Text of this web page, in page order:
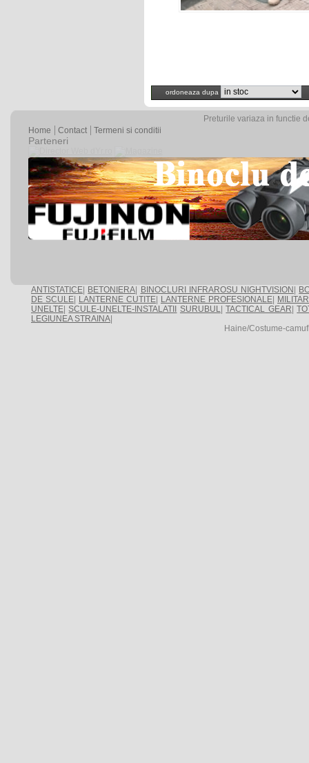
ordoneaza dupa
Preturile variaza in functie
Home
Contact Termeni si conditii
Parteneri
ANTISTATICE BETONIERA BINOCLURI INFRAROSU NIGHTVISION
DE SCULE
LANTERNE CUTITE LANTERNE PROFESIONALE
UNELTE SCULE-UNELTE-INSTALATII SURUBUL|TACTICAL GEAR |
LEGIUNEA STRAINA
Haine/Costume-